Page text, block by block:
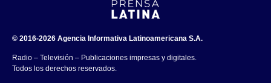
© 2016-2026 Agencia Informativa Latinoamericana S.A.
Radio – Televisión – Publicaciones impresas y digitales.
Todos los derechos reservados.